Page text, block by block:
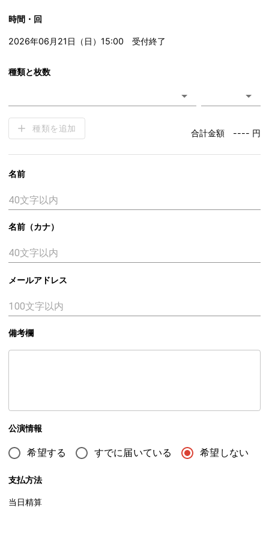
時間・回
2026年06月21日（日）15:00 受付終了
種類と枚数
種類を追加 合計金額 ---- 円
名前
名前（カナ）
メールアドレス
備考欄
公演情報
希望する すでに届いている 希望しない
支払方法
当日精算